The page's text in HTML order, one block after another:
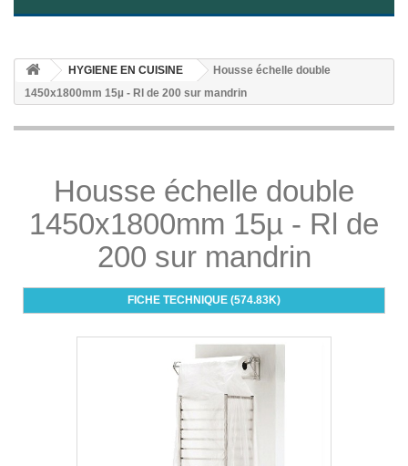
HYGIENE EN CUISINE
Housse échelle double
1450x1800mm 15µ - Rl de 200 sur mandrin
Housse échelle double
1450x1800mm 15µ - Rl de
200 sur mandrin
FICHE TECHNIQUE (574.83K)